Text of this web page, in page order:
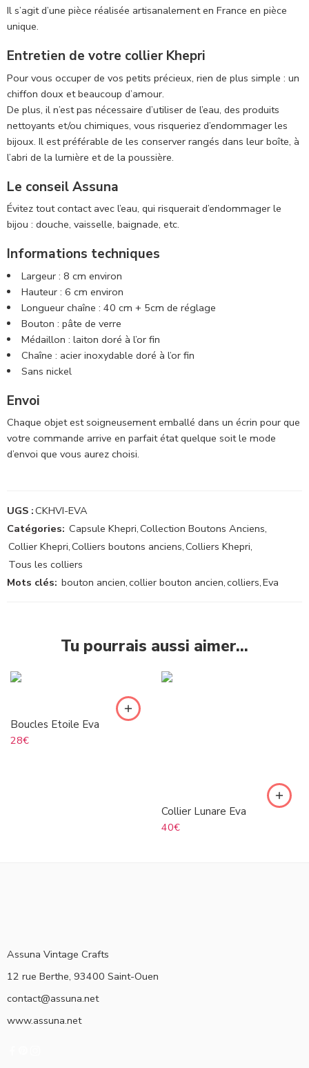
Il s’agit d’une pièce réalisée artisanalement en France en pièce
unique.
Entretien de votre collier Khepri
Pour vous occuper de vos petits précieux, rien de plus simple : un
chiffon doux et beaucoup d’amour.
De plus, il n’est pas nécessaire d’utiliser de l’eau, des produits
nettoyants et/ou chimiques, vous risqueriez d’endommager les
bijoux. Il est préférable de les conserver rangés dans leur boîte, à
l’abri de la lumière et de la poussière.
Le conseil Assuna
Évitez tout contact avec l’eau, qui risquerait d’endommager le
bijou : douche, vaisselle, baignade, etc.
Informations techniques
Largeur : 8 cm environ
Hauteur : 6 cm environ
Longueur chaîne : 40 cm + 5cm de réglage
Bouton : pâte de verre
Médaillon : laiton doré à l’or fin
Chaîne : acier inoxydable doré à l’or fin
Sans nickel
Envoi
Chaque objet est soigneusement emballé dans un écrin pour que
votre commande arrive en parfait état quelque soit le mode
d’envoi que vous aurez choisi.
UGS :CKHVI-EVA
Catégories: Capsule Khepri,Collection Boutons Anciens,
Collier Khepri,Colliers boutons anciens,Colliers Khepri,
Tous les colliers
Mots clés: bouton ancien,collier bouton ancien,colliers,Eva
Tu pourrais aussi aimer…
Boucles Etoile Eva
28€
Collier Lunare Eva
40€
Assuna Vintage Crafts
12 rue Berthe, 93400 Saint-Ouen
contact@assuna.net
www.assuna.net